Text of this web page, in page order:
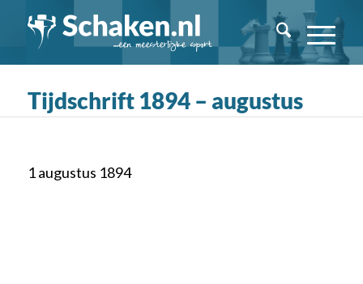
Tijdschrift 1894 – augustus
1 augustus 1894